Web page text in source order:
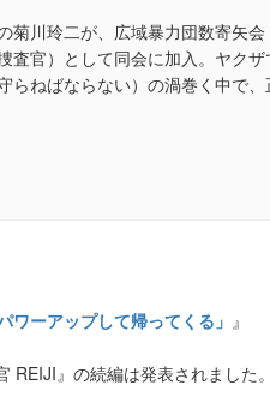
川玲二が、広域暴力団数寄矢
官）として同会に加入。ヤク
ねばならない）の渦巻く中で
ーアップして帰ってくる」 』
REIJI』の続編は発表されました